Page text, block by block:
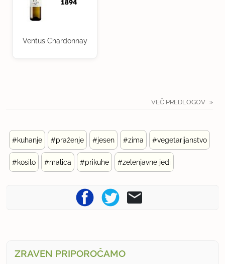
Ventus Chardonnay
VEČ PREDLOGOV
#kuhanje #praženje #jesen #zima #vegetarijanstvo
#kosilo #malica #prikuhe #zelenjavne jedi
ZRAVEN PRIPOROČAMO